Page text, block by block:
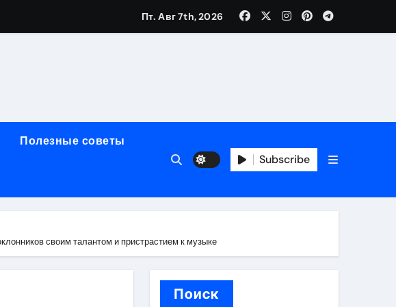
пополнения криптовалютой
Пт. Авг 7th, 2026
Полезные советы
Subscribe
своим талантом и пристрастием к музыке
Поиск